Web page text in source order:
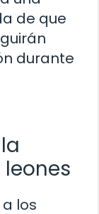
de que
durante
los